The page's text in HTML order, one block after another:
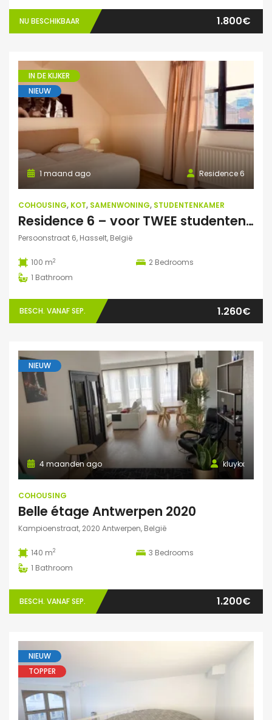
NU BESCHIKBAAR 1.800€
IN DE KIJKER
NIEUW
Residence 6
1 maand ago
COHOUSING, KOT, SAMENWONING, STUDENTENKAMER
Residence 6 – voor TWEE studenten: Exclusieve studentenduplex
Persoonstraat 6, Hasselt, België
100 m2 2 Bedrooms
1 Bathroom
BESCH. VANAF SEP. 1.260€
NIEUW
kluykx
4 maanden ago
COHOUSING
Belle étage Antwerpen 2020
Kampioenstraat, 2020 Antwerpen, België
140 m2 3 Bedrooms
1 Bathroom
BESCH. VANAF SEP. 1.200€
NIEUW
TOPPER